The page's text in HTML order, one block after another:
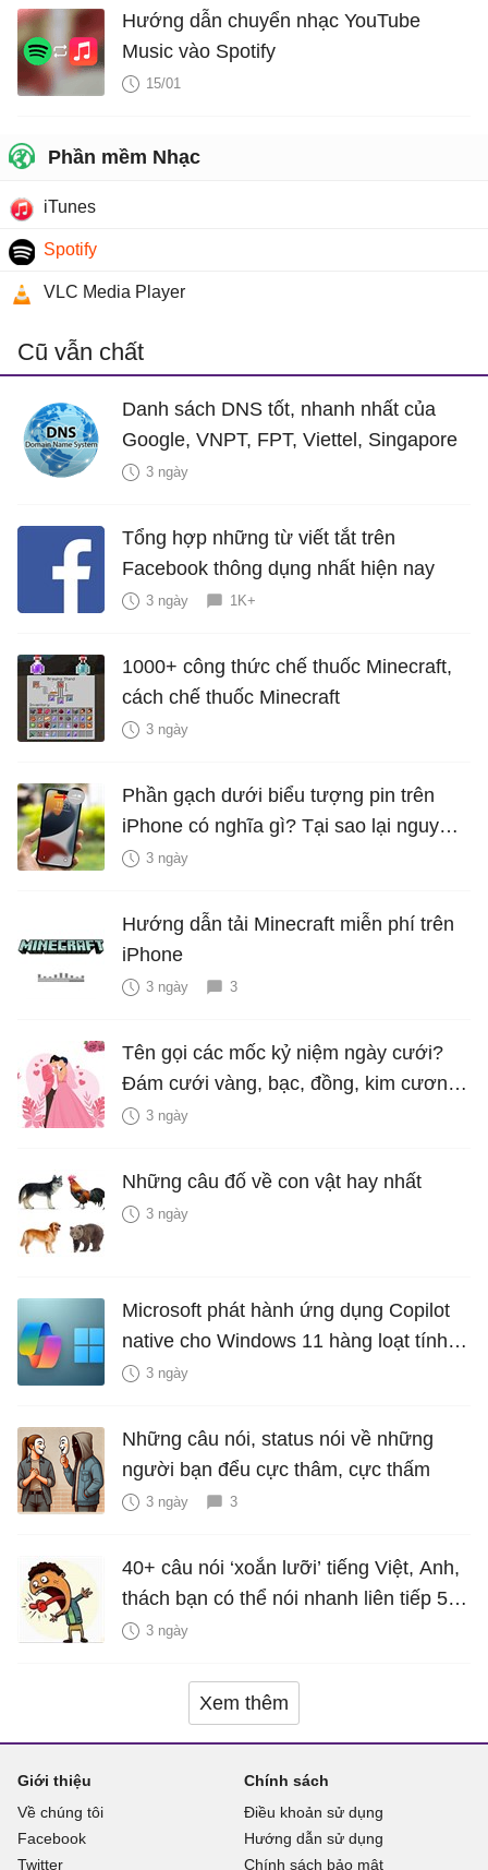
Hướng dẫn chuyển nhạc YouTube
Music vào Spotify
15/01
Phần mềm Nhạc
iTunes
Spotify
VLC Media Player
Cũ vẫn chất
Danh sách DNS tốt, nhanh nhất của
Google, VNPT, FPT, Viettel, Singapore
3 ngày
Tổng hợp những từ viết tắt trên
Facebook thông dụng nhất hiện nay
3 ngày 1K+
1000+ công thức chế thuốc Minecraft,
cách chế thuốc Minecraft
3 ngày
Phần gạch dưới biểu tượng pin trên
iPhone có nghĩa gì? Tại sao lại nguy
hiểm?
3 ngày
Hướng dẫn tải Minecraft miễn phí trên
iPhone
3 ngày 3
Tên gọi các mốc kỷ niệm ngày cưới?
Đám cưới vàng, bạc, đồng, kim cương
là bao nhiêu năm?
3 ngày
Những câu đố về con vật hay nhất
3 ngày
Microsoft phát hành ứng dụng Copilot
native cho Windows 11 hàng loạt tính
năng mới Hữu Ích
3 ngày
Những câu nói, status nói về những
người bạn đểu cực thâm, cực thấm
3 ngày 3
40+ câu nói ‘xoắn lưỡi’ tiếng Việt, Anh,
thách bạn có thể nói nhanh liên tiếp 5
lần mà vẫn trôi chảy
3 ngày
Xem thêm
Giới thiệu
Về chúng tôi
Facebook
Twitter
Chính sách
Điều khoản sử dụng
Hướng dẫn sử dụng
Chính sách bảo mật